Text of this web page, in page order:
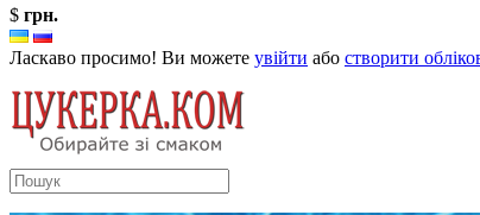
$ грн.
Ласкаво просимо! Ви можете увійти або створити